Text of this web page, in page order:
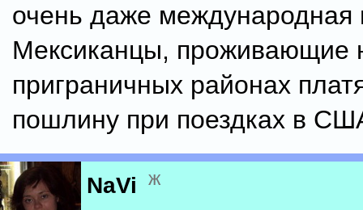
очень даже международная
Мексиканцы, проживающие
приграничных районах
пошлину при поездках в
NaVi ж